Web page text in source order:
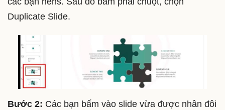
Duplicate Slide.
Bước 2: Các bạn bấm vào slide vừa được nhân đôi